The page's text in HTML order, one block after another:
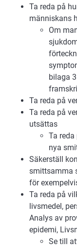
Ta reda på
människans
Om
bilaga
Ta reda på
Ta reda på
utsättas
Ta
nya
Säkerställ
smittsamma
för
Ta reda på
livsmedel,
Analys av
epidemi,
Se till